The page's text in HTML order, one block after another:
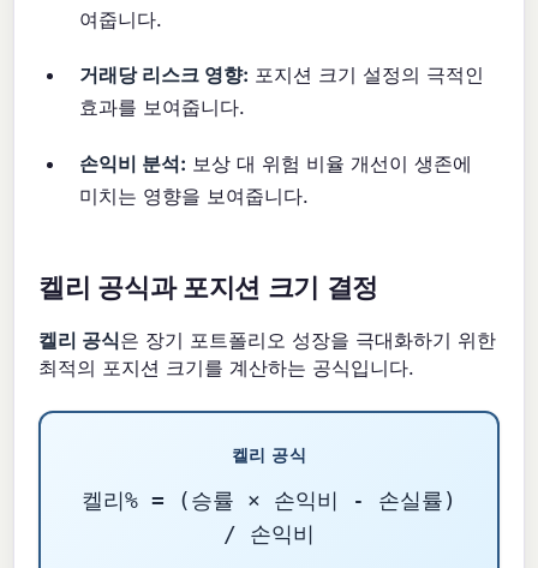
여줍니다.
거래당 리스크 영향: 포지션 크기 설정의 극적인
효과를 보여줍니다.
손익비 분석: 보상 대 위험 비율 개선이 생존에
미치는 영향을 보여줍니다.
켈리 공식과 포지션 크기 결정
켈리 공식은 장기 포트폴리오 성장을 극대화하기 위한
최적의 포지션 크기를 계산하는 공식입니다.
켈리 공식
켈리% = (승률 × 손익비 - 손실률)
/ 손익비